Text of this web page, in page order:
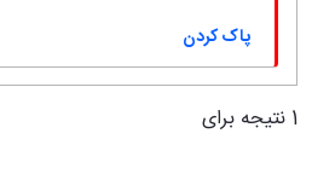
پاک کردن
1 نتیجه برای